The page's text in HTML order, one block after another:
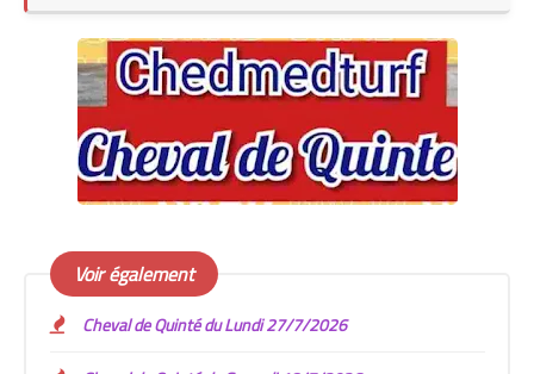
Voir également
Cheval de Quinté du Lundi 27/7/2026